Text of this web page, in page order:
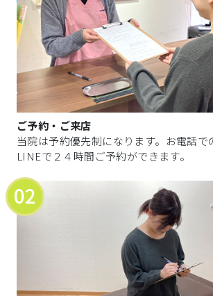
ご予約・ご来店
当院は予約優先制になります。お電話で
LINEで２４時間ご予約ができます。
02